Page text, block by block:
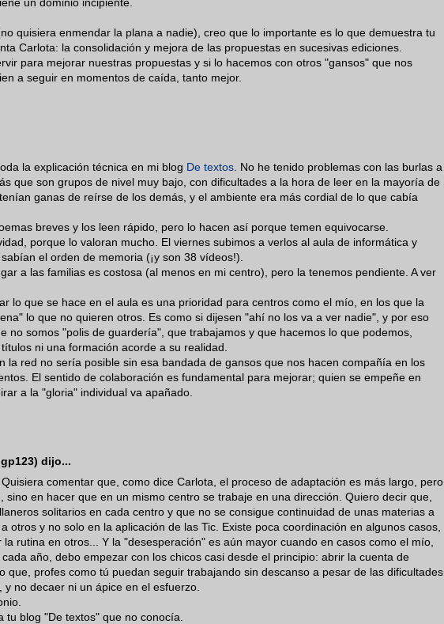
quisiera enmendar la plana a nadie), creo que lo importante es lo que demuestra tu
Carlota: la consolidación y mejora de las propuestas en sucesivas ediciones.
para mejorar nuestras propuestas y si lo hacemos con otros "gansos" que nos
a seguir en momentos de caída, tanto mejor.
la explicación técnica en mi blog De textos . No he tenido problemas con las burlas a
que son grupos de nivel muy bajo, con dificultades a la hora de leer en la mayoría de
ganas de reírse de los demás, y el ambiente era más cordial de lo que cabía
breves y los leen rápido, pero lo hacen así porque temen equivocarse.
porque lo valoran mucho. El viernes subimos a verlos al aula de informática y
el orden de memoria (¡y son 38 vídeos!).
a las familias es costosa (al menos en mi centro), pero la tenemos pendiente. A ver
lo que se hace en el aula es una prioridad para centros como el mío, en los que la
lo que no quieren otros. Es como si dijesen "ahí no los va a ver nadie", y por eso
no somos "polis de guardería", que trabajamos y que hacemos lo que podemos,
ni una formación acorde a su realidad.
la red no sería posible sin esa bandada de gansos que nos hacen compañía en los
El sentido de colaboración es fundamental para mejorar; quien se empeñe en
a la "gloria" individual va apañado.
dijo...
comentar que, como dice Carlota, el proceso de adaptación es más largo, pero
sino en hacer que en un mismo centro se trabaje en una dirección. Quiero decir que,
solitarios en cada centro y que no se consigue continuidad de unas materias a
otros y no solo en la aplicación de las Tic. Existe poca coordinación en algunos casos,
la rutina en otros... Y la "desesperación" es aún mayor cuando en casos como el mío,
año, debo empezar con los chicos casi desde el principio: abrir la cuenta de
que, profes como tú puedan seguir trabajando sin descanso a pesar de las dificultades
y no decaer ni un ápice en el esfuerzo.
tu blog "De textos" que no conocía.